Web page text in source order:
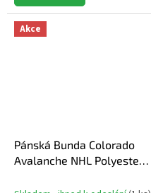
Akce
Pánská Bunda Colorado
Avalanche NHL Polyester